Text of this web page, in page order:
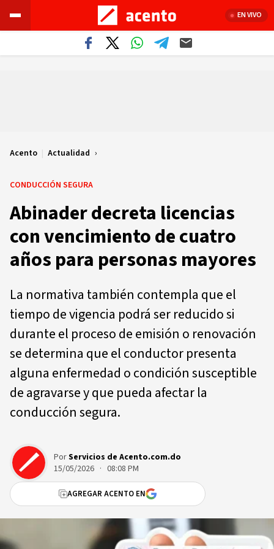
EN VIVO
Acento | Actualidad
CONDUCCIÓN SEGURA
Abinader decreta licencias
con vencimiento de cuatro
años para personas mayores
La normativa también contempla que el
tiempo de vigencia podrá ser reducido si
durante el proceso de emisión o renovación
se determina que el conductor presenta
alguna enfermedad o condición susceptible
de agravarse y que pueda afectar la
conducción segura.
PorServicios de Acento.com.do
15/05/2026 · 08:08 PM
AGREGAR ACENTO EN